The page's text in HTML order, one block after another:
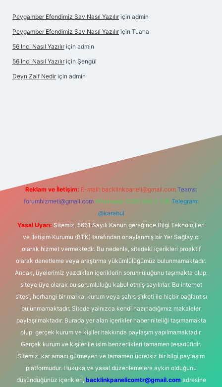
Peygamber Efendimiz Sav Nasıl Yazılır için admin
Peygamber Efendimiz Sav Nasıl Yazılır için Tuana
56 Inci Nasıl Yazılır için admin
56 Inci Nasıl Yazılır için Şengül
Deyn Zaif Nedir için admin
Reklam ve İletişim: E-mail: backlinkpaneli@gmail.com Teams:
forumhizmeti@gmail.com Whatsapp: 0262 606 0 726 Telegram:
@karabul
Yasal Uyarı: Sitemiz, 5651 Sayılı Kanun gereğince Bilgi Teknolojileri
ve İletişim Kurumu (BTK) tarafından onaylanmış bir Yer Sağlayıcı
olarak hizmet vermektedir. Bu nedenle, sitedeki içerikleri proaktif
olarak denetleme veya araştırma yükümlülüğümüz bulunmamaktadır.
Ancak, üyelerimiz yazdıkları içeriklerin sorumluluğunu taşımakta olup,
siteye üye olarak bu sorumluluğu kabul etmiş sayılırlar. Bu internet
sitesi, herhangi bir marka, kurum veya şahıs şirketi ile hiçbir bağlantısı
bulunmamaktadır. Sitede yalnızca kendi hazırladığımız makaleler
paylaşılmaktadır. Burada yer alan içerikler haber niteliği taşımamakta
olup, gerçek kurum ve kişiler hakkında paylaşım yapılmamaktadır.
Gerçek kurum ve kişiler ile isim benzerlikleri tamamen tesadüfidir.
Sitemiz, kar amacı gütmeyen ve tamamen ücretsiz bir bilgi paylaşım
platformudur. Hukuka ve yasal düzenlemelere aykırı olduğunu
düşündüğünüz içerikleri, backlinkpanelicomtr@gmail.comadresine